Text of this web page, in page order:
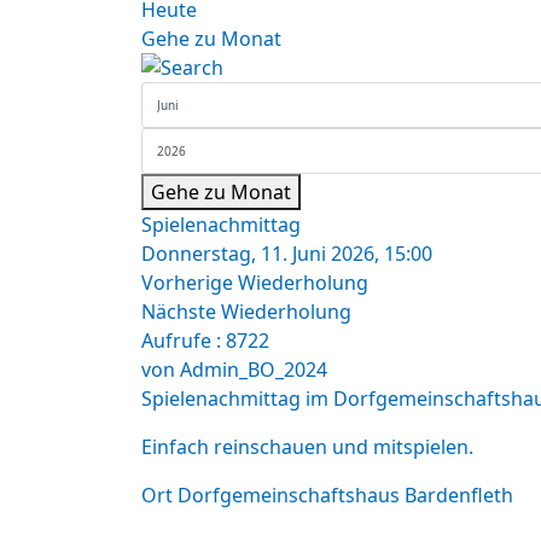
Heute
Gehe zu Monat
Gehe zu Monat
Spielenachmittag
Donnerstag, 11. Juni 2026, 15:00
Vorherige Wiederholung
Nächste Wiederholung
Aufrufe : 8722
von Admin_BO_2024
Spielenachmittag im
Einfach reinschauen und mitspielen.
Ort Dorfgemeinschaftshaus Bardenfleth